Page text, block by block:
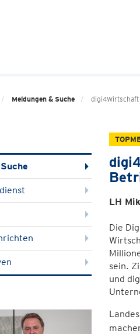
Meldungen & Suche digi4Wirtschaft
LH
Die
sein.
und